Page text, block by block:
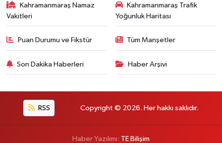
Kahramanmaraş Namaz
Vakitleri
Kahramanmaraş Trafik
Yoğunluk Haritası
Puan Durumu ve Fikstür Tüm Manşetler
Son Dakika Haberleri Haber Arşivi
RSS Copyright © 2026. Her hakkı saklıdır.
Haber Yazılımı: TE Bilişim